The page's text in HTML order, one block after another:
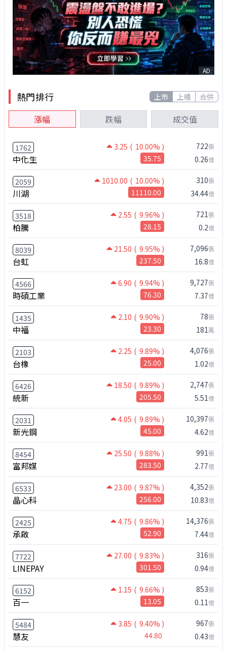
AD
熱門排行 上市 上櫃 合併
漲幅 跌幅 成交值
1762 3.25 ( 10.00% )
中化生 35.75
722張
0.26億
2059 1010.00 ( 10.00% )
川湖 11110.00
310張
34.44億
3518 2.55 ( 9.96% )
柏騰 28.15
721張
0.2億
8039 21.50 ( 9.95% )
台虹 237.50
7,096張
16.8億
4566 6.90 ( 9.94% )
時碩工業 76.30
9,727張
7.37億
1435 2.10 ( 9.90% )
中福 23.30
78張
181萬
2103 2.25 ( 9.89% )
台橡 25.00
4,076張
1.02億
6426 18.50 ( 9.89% )
統新 205.50
2,747張
5.51億
2031 4.05 ( 9.89% )
新光鋼 45.00
10,397張
4.62億
8454 25.50 ( 9.88% )
富邦媒 283.50
991張
2.77億
6533 23.00 ( 9.87% )
晶心科 256.00
4,352張
10.83億
2425 4.75 ( 9.86% )
承啟 52.90
14,376張
7.44億
7722 27.00 ( 9.83% )
LINEPAY 301.50
316張
0.94億
6152 1.15 ( 9.66% )
百一 13.05
853張
0.11億
5484 3.85 ( 9.40% )
慧友 44.80
967張
0.43億